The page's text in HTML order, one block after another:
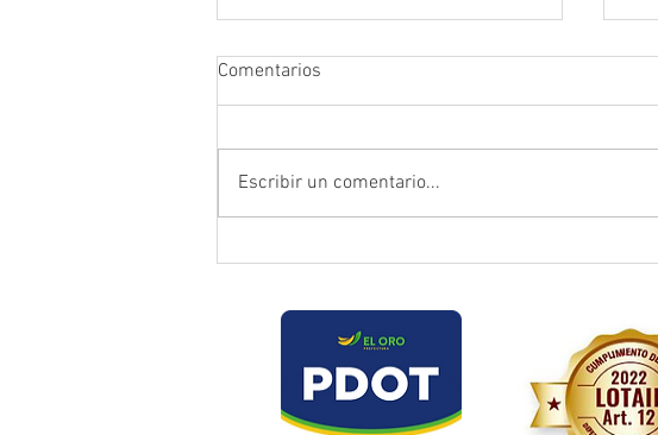
Comentarios
Escribir un comentario...